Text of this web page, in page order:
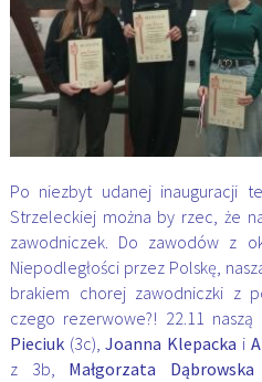
Po niezbyt udanej inauguracji
Strzeleckiej można by rzec, że
zawodniczek. Do zawodów z
Niepodległości przez Polskę,
brakiem chorej zawodniczki z
czego rezerwowe?! 22.11 naszą
Pieciuk(3c),Joanna Klepacka i
z 3b, Małgorzata Dąbrowska